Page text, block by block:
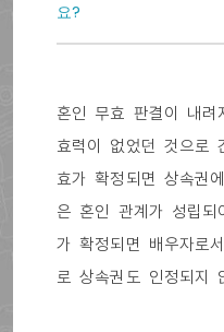
요?
혼인 무효 판결이 내려
효력이 없었던 것으로
효가 확정되면 상속권
은 혼인 관계가 성립
가 확정되면 배우자로
로 상속권도 인정되지